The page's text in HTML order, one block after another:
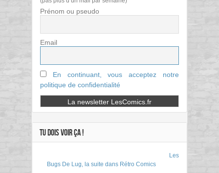
Prénom ou pseudo
Email
En continuant, vous acceptez notre
politique de confidentialité
TU DOIS VOIR ÇA !
Les
Bugs De Lug, la suite dans Rétro Comics